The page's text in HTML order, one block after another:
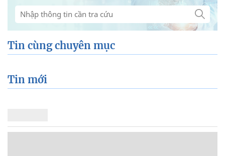
Tin cùng chuyên mục
Tin mới